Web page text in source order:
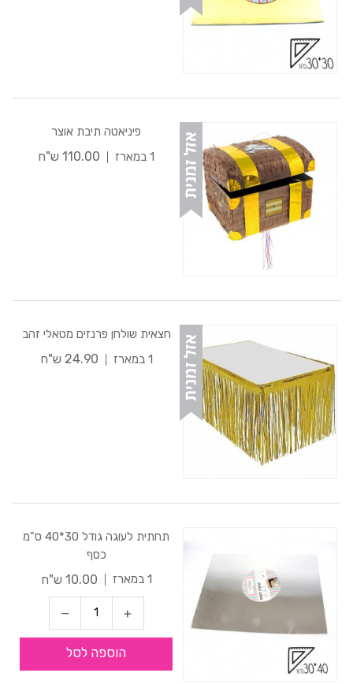
פיניאטה תיבת אוצר
1 במארז
110.00 ש"ח
חצאית שולחן פרנזים מטאלי זהב
1 במארז
24.90 ש"ח
תחתית לעוגה גודל 30*40 ס"מ
כסף
1 במארז
10.00 ש"ח
הוספה לסל